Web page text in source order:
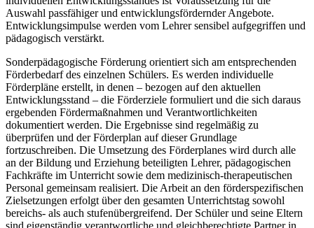
Auswahl passfähiger und entwicklungsfördernder Angebote.
Entwicklungsimpulse werden vom Lehrer sensibel aufgegriffen und
pädagogisch verstärkt.
Sonderpädagogische Förderung orientiert sich am entsprechenden
Förderbedarf des einzelnen Schülers. Es werden individuelle
Förderpläne erstellt, in denen – bezogen auf den aktuellen
Entwicklungsstand – die Förderziele formuliert und die sich daraus
ergebenden Fördermaßnahmen und Verantwortlichkeiten
dokumentiert werden. Die Ergebnisse sind regelmäßig zu
überprüfen und der Förderplan auf dieser Grundlage
fortzuschreiben. Die Umsetzung des Förderplanes wird durch alle
an der Bildung und Erziehung beteiligten Lehrer, pädagogischen
Fachkräfte im Unterricht sowie dem medizinisch-therapeutischen
Personal gemeinsam realisiert. Die Arbeit an den förderspezifischen
Zielsetzungen erfolgt über den gesamten Unterrichtstag sowohl
bereichs- als auch stufenübergreifend. Der Schüler und seine Eltern
sind eigenständig verantwortliche und gleichberechtigte Partner in